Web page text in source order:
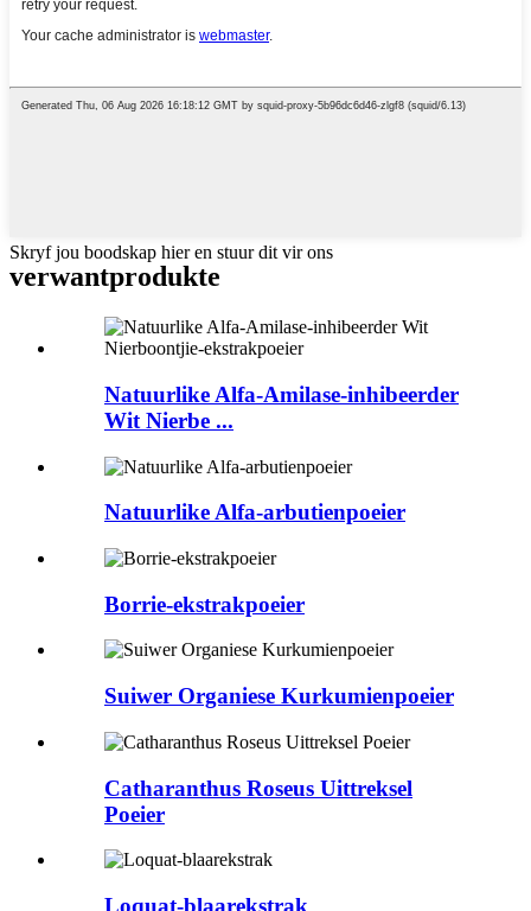
Skryf jou boodskap hier en stuur dit vir ons
verwantprodukte
Natuurlike Alfa-Amilase-inhibeerder
Wit Nierbe ...
Natuurlike Alfa-arbutienpoeier
Borrie-ekstrakpoeier
Suiwer Organiese Kurkumienpoeier
Catharanthus Roseus Uittreksel
Poeier
Loquat-blaarekstrak